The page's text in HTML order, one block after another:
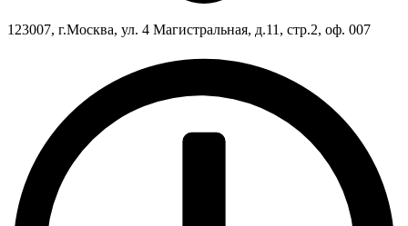
123007, г.Москва, ул. 4 Магистральная, д.11, стр.2, оф. 007